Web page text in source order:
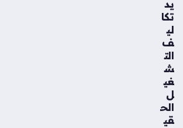
يد
تكا
لي
ف
الت
ش
غي
ل
الح
قي